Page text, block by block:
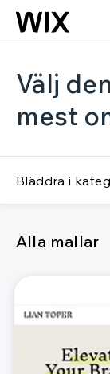
Välj
mest
Bläddra i
Alla mallar